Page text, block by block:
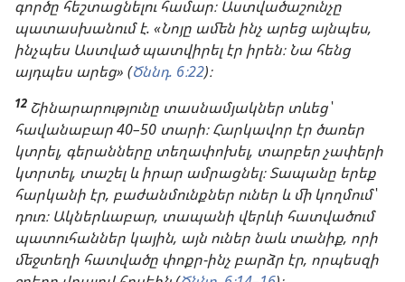
գործը հեշտացնելու համար։ Աստվածաշունչը
պատասխանում է. «Նոյը ամեն ինչ արեց այնպես,
ինչպես Աստված պատվիրել էր իրեն։ Նա հենց
այդպես արեց» (Ծննդ. 6։22)։
12 Շինարարությունը տասնամյակներ տևեց՝
հավանաբար 40–50 տարի։ Հարկավոր էր ծառեր
կտրել, գերանները տեղափոխել, տարբեր չափերի
կտրտել, տաշել և իրար ամրացնել։ Տապանը երեք
հարկանի էր, բաժանմունքներ ուներ և մի կողմում՝
դուռ։ Ակներևաբար, տապանի վերևի հատվածում
պատուհաններ կային, այն ուներ նաև տանիք, որի
մեջտեղի հատվածը փոքր-ինչ բարձր էր, որպեսզի